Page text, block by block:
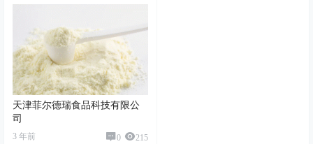
天津菲尔德瑞食品科技有限公
司
3 年前 0 215